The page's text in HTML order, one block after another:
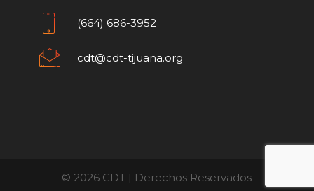
(664) 686-3952
cdt@cdt-tijuana.org
© 2026 CDT | Derechos Reservados